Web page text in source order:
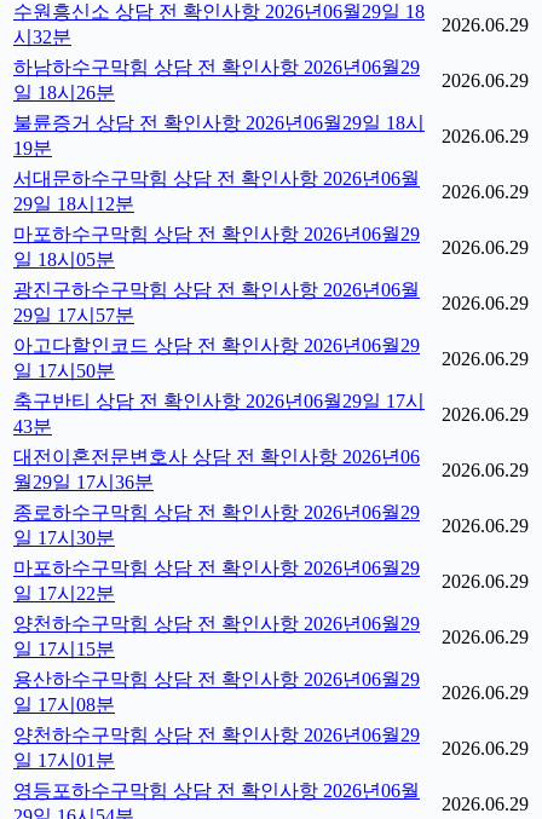
수원흥신소 상담 전 확인사항 2026년06월29일 18
시32분
2026.06.29
하남하수구막힘 상담 전 확인사항 2026년06월29
일 18시26분
2026.06.29
불륜증거 상담 전 확인사항 2026년06월29일 18시
19분
2026.06.29
서대문하수구막힘 상담 전 확인사항 2026년06월
29일 18시12분
2026.06.29
마포하수구막힘 상담 전 확인사항 2026년06월29
일 18시05분
2026.06.29
광진구하수구막힘 상담 전 확인사항 2026년06월
29일 17시57분
2026.06.29
아고다할인코드 상담 전 확인사항 2026년06월29
일 17시50분
2026.06.29
축구반티 상담 전 확인사항 2026년06월29일 17시
43분
2026.06.29
대전이혼전문변호사 상담 전 확인사항 2026년06
월29일 17시36분
2026.06.29
종로하수구막힘 상담 전 확인사항 2026년06월29
일 17시30분
2026.06.29
마포하수구막힘 상담 전 확인사항 2026년06월29
일 17시22분
2026.06.29
양천하수구막힘 상담 전 확인사항 2026년06월29
일 17시15분
2026.06.29
용산하수구막힘 상담 전 확인사항 2026년06월29
일 17시08분
2026.06.29
양천하수구막힘 상담 전 확인사항 2026년06월29
일 17시01분
2026.06.29
영등포하수구막힘 상담 전 확인사항 2026년06월
2026.06.29